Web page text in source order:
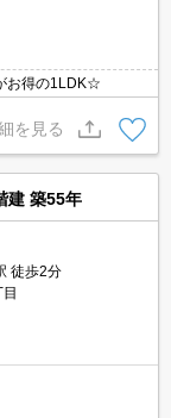
お得の1LDK☆
を見る
建 築55年
徒歩2分